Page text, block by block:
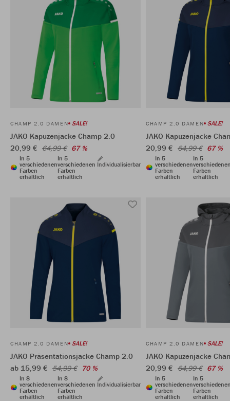
CHAMP 2.0 DAMEN SALE!
JAKO Kapuzenjacke Champ 2.0
20,99 € 64,99 € 67 %
In 5
verschiedenen
Farben
erhältlich
In 5
verschiedenen
Farben
erhältlich
Individualisierbar
CHAMP 2.0 DAMEN SALE!
JAKO Kapuzenjacke
20,99 € 64,99 € 67 %
In 5
verschiedenen
Farben
erhältlich
In 5
Farben
erhältlich
CHAMP 2.0 DAMEN SALE!
JAKO Präsentationsjacke Champ 2.0
ab 15,99 € 54,99 € 70 %
In 8
verschiedenen
Farben
erhältlich
In 8
verschiedenen
Farben
erhältlich
Individualisierbar
CHAMP 2.0 DAMEN SALE!
JAKO Kapuzenjacke
20,99 € 64,99 € 67 %
In 5
verschiedenen
Farben
erhältlich
In 5
Farben
erhältlich